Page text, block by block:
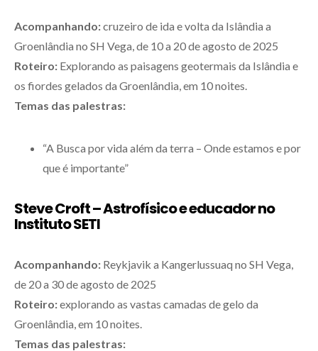
Acompanhando:cruzeiro de ida e volta da Islândia a
Groenlândia no SH Vega, de 10 a 20 de agosto de 2025
Roteiro: Explorando as paisagens geotermais da Islândia e
os fiordes gelados da Groenlândia, em 10 noites.
Temas das palestras:
“A Busca por vida além da terra – Onde estamos e por
que é importante”
Steve Croft – Astrofísico e educador no
Instituto SETI
Acompanhando: Reykjavik a Kangerlussuaq no SH Vega,
de 20 a 30 de agosto de 2025
Roteiro:explorando as vastas camadas de gelo da
Groenlândia, em 10 noites.
Temas das palestras: